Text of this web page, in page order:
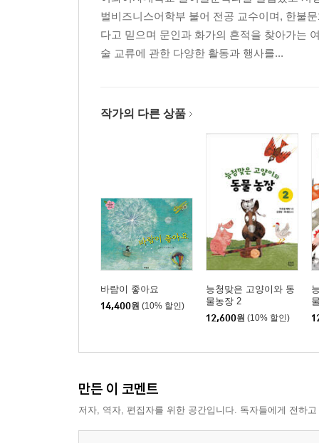
벌비즈니스어학부 불어 전공 교수이며, 한불
다고 믿으며 문인과 화가의 흔적을 찾아가는
술 교류에 관한 다양한 활동과 행사를...
작가의 다른 상품
바람이 좋아요
14,400원 (10% 할인)
능청맞은 고양이와 동
물농장 2
12,600원 (10% 할인)
만든 이 코멘트
저자, 역자, 편집자를 위한 공간입니다. 독자들에게 전하